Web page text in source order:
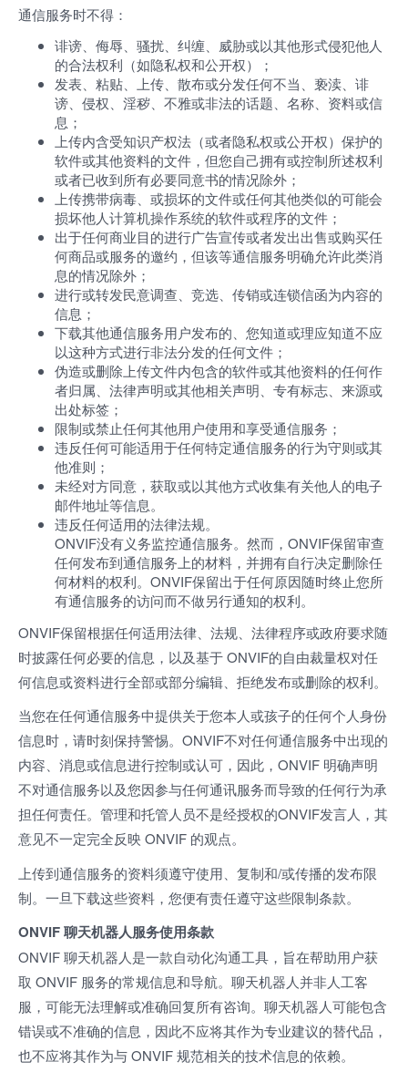
通信服务时不得：
诽谤、侮辱、骚扰、纠缠、威胁或以其他形式侵犯他人
的合法权利（如隐私权和公开权）；
发表、粘贴、上传、散布或分发任何不当、亵渎、诽
谤、侵权、淫秽、不雅或非法的话题、名称、资料或信
息；
上传内含受知识产权法（或者隐私权或公开权）保护的
软件或其他资料的文件，但您自己拥有或控制所述权利
或者已收到所有必要同意书的情况除外；
上传携带病毒、或损坏的文件或任何其他类似的可能会
损坏他人计算机操作系统的软件或程序的文件；
出于任何商业目的进行广告宣传或者发出出售或购买任
何商品或服务的邀约，但该等通信服务明确允许此类消
息的情况除外；
进行或转发民意调查、竞选、传销或连锁信函为内容的
信息；
下载其他通信服务用户发布的、您知道或理应知道不应
以这种方式进行非法分发的任何文件；
伪造或删除上传文件内包含的软件或其他资料的任何作
者归属、法律声明或其他相关声明、专有标志、来源或
出处标签；
限制或禁止任何其他用户使用和享受通信服务；
违反任何可能适用于任何特定通信服务的行为守则或其
他准则；
未经对方同意，获取或以其他方式收集有关他人的电子
邮件地址等信息。
违反任何适用的法律法规。
ONVIF没有义务监控通信服务。然而，ONVIF保留审查
任何发布到通信服务上的材料，并拥有自行决定删除任
何材料的权利。ONVIF保留出于任何原因随时终止您所
有通信服务的访问而不做另行通知的权利。
ONVIF保留根据任何适用法律、法规、法律程序或政府要求随
时披露任何必要的信息，以及基于 ONVIF的自由裁量权对任
何信息或资料进行全部或部分编辑、拒绝发布或删除的权利。
当您在任何通信服务中提供关于您本人或孩子的任何个人身份
信息时，请时刻保持警惕。ONVIF不对任何通信服务中出现的
内容、消息或信息进行控制或认可，因此，ONVIF 明确声明
不对通信服务以及您因参与任何通讯服务而导致的任何行为承
担任何责任。管理和托管人员不是经授权的ONVIF发言人，其
意见不一定完全反映 ONVIF 的观点。
上传到通信服务的资料须遵守使用、复制和/或传播的发布限
制。一旦下载这些资料，您便有责任遵守这些限制条款。
ONVIF 聊天机器人服务使用条款
ONVIF 聊天机器人是一款自动化沟通工具，旨在帮助用户获
取 ONVIF 服务的常规信息和导航。聊天机器人并非人工客
服，可能无法理解或准确回复所有咨询。聊天机器人可能包含
错误或不准确的信息，因此不应将其作为专业建议的替代品，
也不应将其作为与 ONVIF 规范相关的技术信息的依赖。